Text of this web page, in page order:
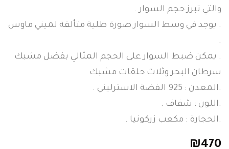
والتي تبرز حجم السوار .
. يوجد في وسط السوار صورة ظلية متألقة لميني ماوس
.
. يمكن ضبط السوار على الحجم المثالي بفضل مشبك
سرطان البحر وثلاث حلقات مشبك .
.المعدن : 925 الفضة الاسترليني .
.اللون : شفاف .
.الحجارة : مكعب زركونيا .
₪470